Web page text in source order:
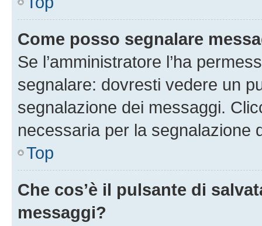
Come posso segnalare
Se l’amministratore l’ha
segnalare: dovresti vedere un
segnalazione dei messaggi.
necessaria per la segnalazione
Top
Che cos’è il pulsante di
messaggi?